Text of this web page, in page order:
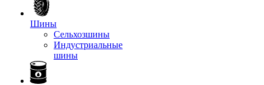
Шины
Сельхозшины
Индустриальные
шины